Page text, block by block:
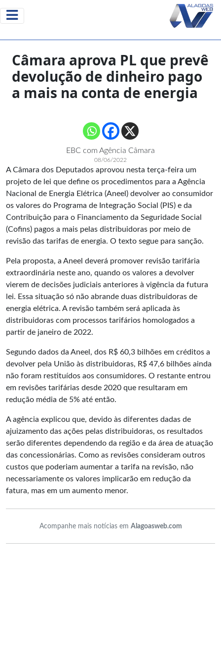
Câmara aprova PL que prevê
devolução de dinheiro pago
a mais na conta de energia
EBC com Agência Câmara
08/06/2022
A Câmara dos Deputados aprovou nesta terça-feira um
projeto de lei que define os procedimentos para a Agência
Nacional de Energia Elétrica (Aneel) devolver ao consumidor
os valores do Programa de Integração Social (PIS) e da
Contribuição para o Financiamento da Seguridade Social
(Cofins) pagos a mais pelas distribuidoras por meio de
revisão das tarifas de energia. O texto segue para sanção.
Pela proposta, a Aneel deverá promover revisão tarifária
extraordinária neste ano, quando os valores a devolver
vierem de decisões judiciais anteriores à vigência da futura
lei. Essa situação só não abrande duas distribuidoras de
energia elétrica. A revisão também será aplicada às
distribuidoras com processos tarifários homologados a
partir de janeiro de 2022.
Segundo dados da Aneel, dos R$ 60,3 bilhões em créditos a
devolver pela União às distribuidoras, R$ 47,6 bilhões ainda
não foram restituídos aos consumidores. O restante entrou
em revisões tarifárias desde 2020 que resultaram em
redução média de 5% até então.
A agência explicou que, devido às diferentes dadas de
ajuizamento das ações pelas distribuidoras, os resultados
serão diferentes dependendo da região e da área de atuação
das concessionárias. Como as revisões consideram outros
custos que poderiam aumentar a tarifa na revisão, não
necessariamente os valores implicarão em redução da
fatura, mas em um aumento menor.
Acompanhe mais notícias em Alagoasweb.com